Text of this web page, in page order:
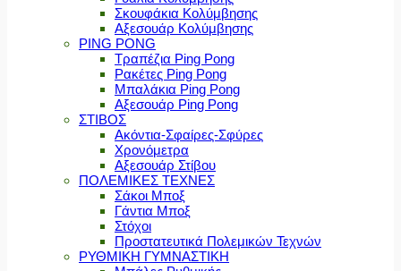
Σκουφάκια Κολύμβησης
Αξεσουάρ Κολύμβησης
PING PONG
Τραπέζια Ping Pong
Ρακέτες Ping Pong
Μπαλάκια Ping Pong
Αξεσουάρ Ping Pong
ΣΤΙΒΟΣ
Ακόντια-Σφαίρες-Σφύρες
Χρονόμετρα
Αξεσουάρ Στίβου
ΠΟΛΕΜΙΚΕΣ ΤΕΧΝΕΣ
Σάκοι Μποξ
Γάντια Μποξ
Στόχοι
Προστατευτικά Πολεμικών Τεχνών
ΡΥΘΜΙΚΗ ΓΥΜΝΑΣΤΙΚΗ